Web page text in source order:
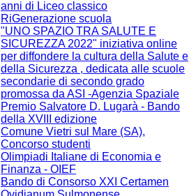
anni di Liceo classico
RiGenerazione scuola
"UNO SPAZIO TRA SALUTE E
SICUREZZA 2022" iniziativa online
per diffondere la cultura della Salute e
della Sicurezza , dedicata alle scuole
secondarie di secondo grado
promossa da ASI -Agenzia Spaziale
Premio Salvatore D. Lugarà - Bando
della XVIII edizione
Comune Vietri sul Mare (SA),
Concorso studenti
Olimpiadi Italiane di Economia e
Finanza - OIEF
Bando di Consorso XXI Certamen